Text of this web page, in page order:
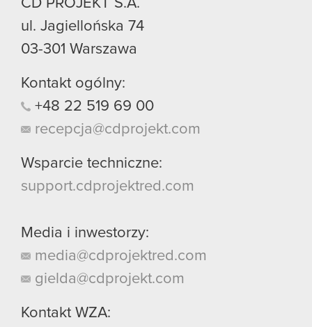
CD PROJEKT S.A.
ul. Jagiellońska 74
03-301 Warszawa
Kontakt ogólny:
+48 22 519 69 00
recepcja@cdprojekt.com
Wsparcie techniczne:
support.cdprojektred.com
Media i inwestorzy:
media@cdprojektred.com
gielda@cdprojekt.com
Kontakt WZA: